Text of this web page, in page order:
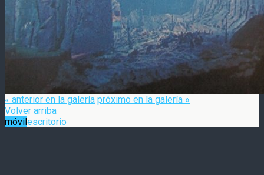
« anterior en la galería próximo en la galería »
Volver arriba
móvilescritorio